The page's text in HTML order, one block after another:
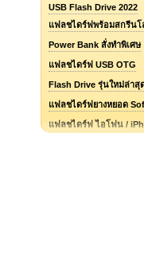
USB Flash Drive 2022
แฟลชไดร์ฟพร้อมสกรีนโ
Power Bank สั่งทำพิเศษ
แฟลชไดร์ฟ USB OTG
Flash Drive รุ่นใหม่ล่าสุ
แฟลชไดร์ฟยางหยอด
แฟลชไดร์ฟ ไอโฟน /